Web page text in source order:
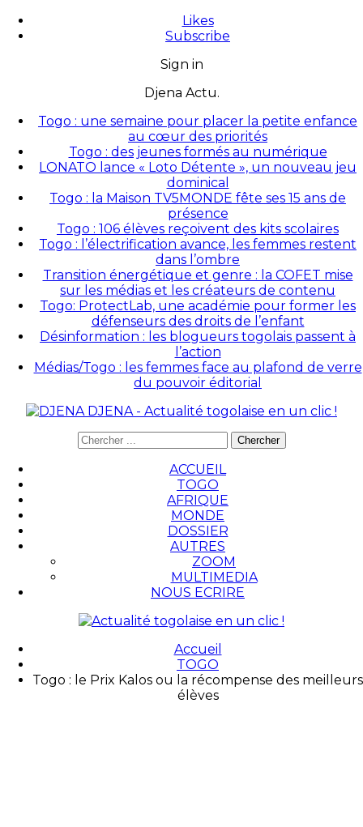
Likes
Subscribe
Sign in
Djena Actu.
Togo : une semaine pour placer la petite enfance
au cœur des priorités
Togo : des jeunes formés au numérique
LONATO lance « Loto Détente », un nouveau jeu
dominical
Togo : la Maison TV5MONDE fête ses 15 ans de
présence
Togo : 106 élèves reçoivent des kits scolaires
Togo : l’électrification avance, les femmes restent
dans l’ombre
Transition énergétique et genre : la COFET mise
sur les médias et les créateurs de contenu
Togo: ProtectLab, une académie pour former les
défenseurs des droits de l’enfant
Désinformation : les blogueurs togolais passent à
l’action
Médias/Togo : les femmes face au plafond de verre
du pouvoir éditorial
DJENA - Actualité togolaise en un clic !
ACCUEIL
TOGO
AFRIQUE
MONDE
DOSSIER
AUTRES
ZOOM
MULTIMEDIA
NOUS ECRIRE
Accueil
TOGO
Togo : le Prix Kalos ou la récompense des meilleurs
élèves